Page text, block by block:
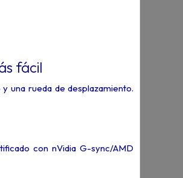
fácil
una rueda de desplazamiento.
con nVidia G-sync/AMD